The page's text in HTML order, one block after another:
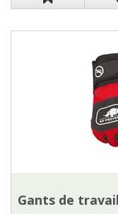
Gants de